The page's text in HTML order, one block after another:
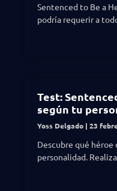
Sentenced to Be a
podría requerir a
Test:
según tu
Yoss Delgado 23
Descubre qué héroe
personalidad.